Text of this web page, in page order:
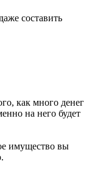
составить
как много денег
на него будет
имущество вы